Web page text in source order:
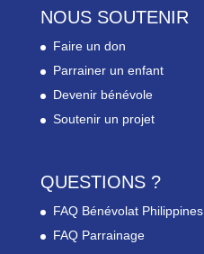
NOUS SOUTENIR
Faire un don
Parrainer un enfant
Devenir bénévole
Soutenir un projet
QUESTIONS ?
FAQ Bénévolat Philippines
FAQ Parrainage